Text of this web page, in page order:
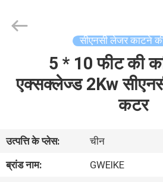
वीडियो
Technologies
Co.,Ltd..
सीएनसी लेजर काटने
5 * 10 फीट की
एक्सक्लेज्ड 2Kw
कटर
उत्पत्ति के प्लेस:
चीन
ब्रांड नाम:
GWEIKE